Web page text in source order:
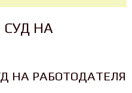
СУД НА
НА РАБОТОДАТЕЛЯ